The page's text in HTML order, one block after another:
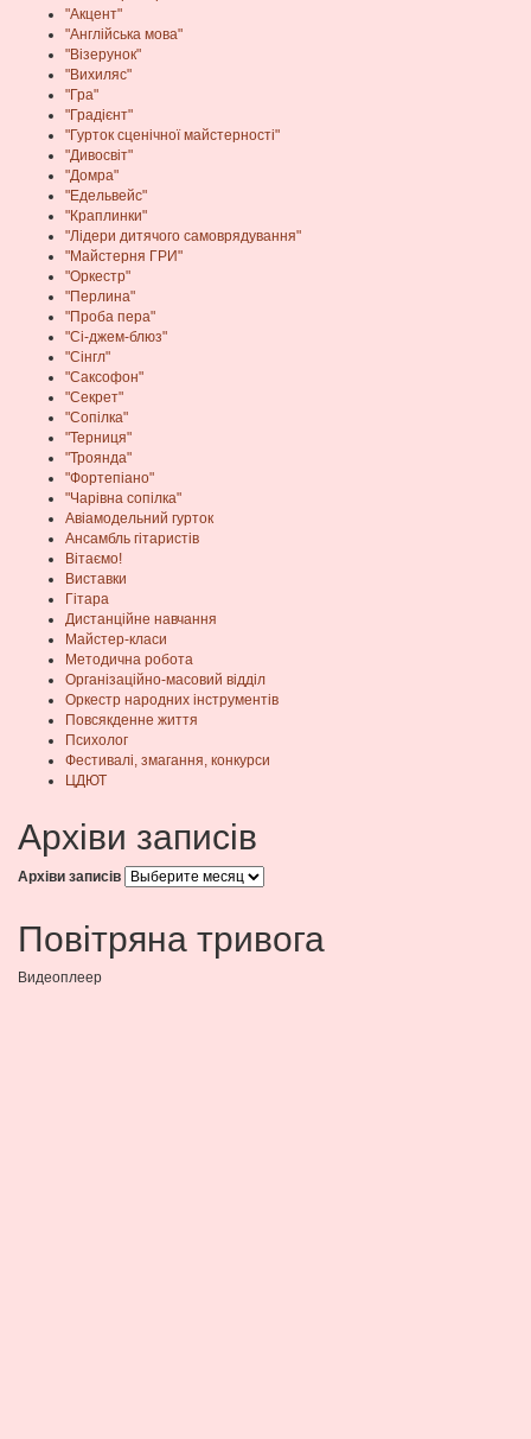
"Акцент"
"Англійська мова"
"Візерунок"
"Вихиляс"
"Гра"
"Градієнт"
"Гурток сценічної майстерності"
"Дивосвіт"
"Домра"
"Едельвейс"
"Краплинки"
"Лідери дитячого самоврядування"
"Майстерня ГРИ"
"Оркестр"
"Перлина"
"Проба пера"
"Сі-джем-блюз"
"Сінгл"
"Саксофон"
"Секрет"
"Сопілка"
"Терниця"
"Троянда"
"Фортепіано"
"Чарівна сопілка"
Авіамодельний гурток
Ансамбль гітаристів
Вітаємо!
Виставки
Гітара
Дистанційне навчання
Майстер-класи
Методична робота
Організаційно-масовий відділ
Оркестр народних інструментів
Повсякденне життя
Психолог
Фестивалі, змагання, конкурси
ЦДЮТ
Архіви записів
Архіви записів
Повітряна тривога
Видеоплеер